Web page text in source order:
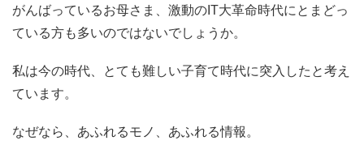
がんばっているお母さま、激動のIT大革命時代にとまどっ
ている方も多いのではないでしょうか。
私は今の時代、とても難しい子育て時代に突入したと考え
ています。
なぜなら、あふれるモノ、あふれる情報。